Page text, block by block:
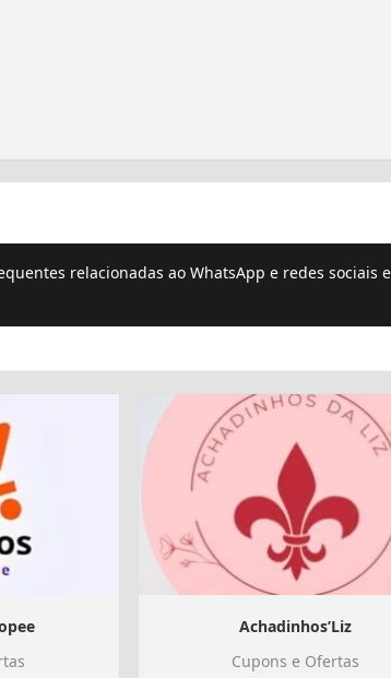
relacionadas ao WhatsApp e redes sociais e
Achadinhos’Liz
Cupons e Ofertas